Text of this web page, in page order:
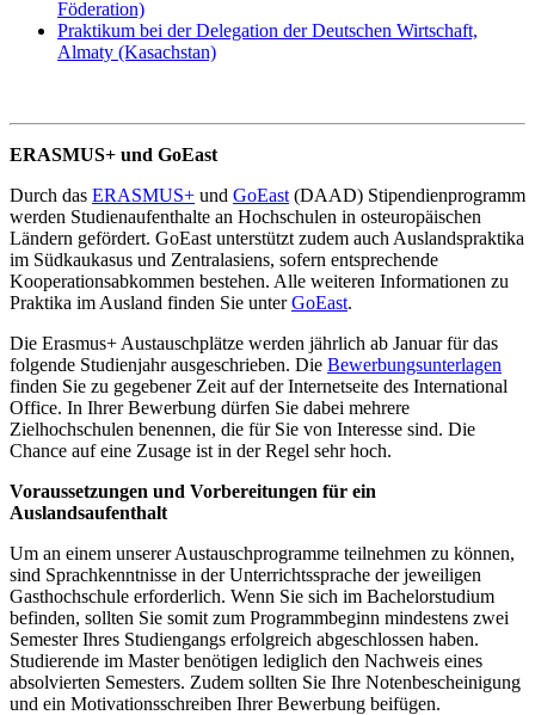
Föderation)
Praktikum bei der Delegation der Deutschen Wirtschaft,
Almaty (Kasachstan)
ERASMUS+ und GoEast
Durch das ERASMUS+ und GoEast (DAAD) Stipendienprogramm
werden Studienaufenthalte an Hochschulen in osteuropäischen
Ländern gefördert. GoEast unterstützt zudem auch Auslandspraktika
im Südkaukasus und Zentralasiens, sofern entsprechende
Kooperationsabkommen bestehen. Alle weiteren Informationen zu
Praktika im Ausland finden Sie unterGoEast.
Die Erasmus+ Austauschplätze werden jährlich ab Januar für das
folgende Studienjahr ausgeschrieben. Die Bewerbungsunterlagen
finden Sie zu gegebener Zeit auf der Internetseite des International
Office. In Ihrer Bewerbung dürfen Sie dabei mehrere
Zielhochschulen benennen, die für Sie von Interesse sind. Die
Chance auf eine Zusage ist in der Regel sehr hoch.
Voraussetzungen und Vorbereitungen für ein
Auslandsaufenthalt
Um an einem unserer Austauschprogramme teilnehmen zu können,
sind Sprachkenntnisse in der Unterrichtssprache der jeweiligen
Gasthochschule erforderlich. Wenn Sie sich im Bachelorstudium
befinden, sollten Sie somit zum Programmbeginn mindestens zwei
Semester Ihres Studiengangs erfolgreich abgeschlossen haben.
Studierende im Master benötigen lediglich den Nachweis eines
absolvierten Semesters. Zudem sollten Sie Ihre Notenbescheinigung
und ein Motivationsschreiben Ihrer Bewerbung beifügen.